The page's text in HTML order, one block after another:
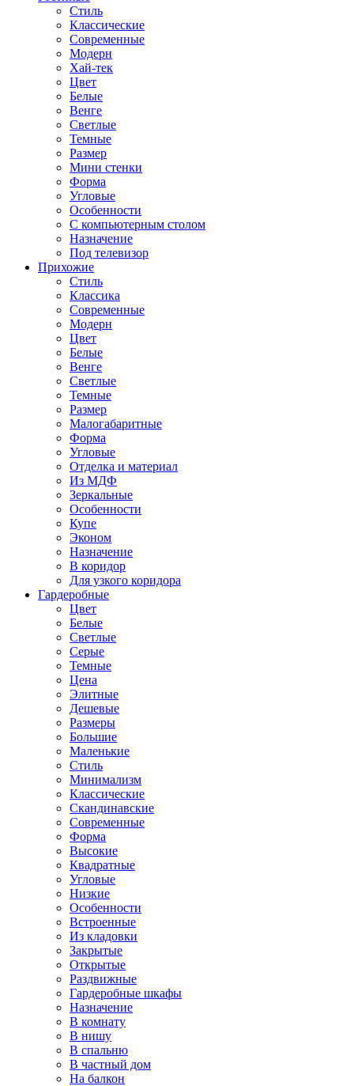
Стиль
Классические
Современные
Модерн
Хай-тек
Цвет
Белые
Венге
Светлые
Темные
Размер
Мини стенки
Форма
Угловые
Особенности
С компьютерным столом
Назначение
Под телевизор
Прихожие
Стиль
Классика
Современные
Модерн
Цвет
Белые
Венге
Светлые
Темные
Размер
Малогабаритные
Форма
Угловые
Отделка и материал
Из МДФ
Зеркальные
Особенности
Купе
Эконом
Назначение
В коридор
Для узкого коридора
Гардеробные
Цвет
Белые
Светлые
Серые
Темные
Цена
Элитные
Дешевые
Размеры
Большие
Маленькие
Стиль
Минимализм
Классические
Скандинавские
Современные
Форма
Высокие
Квадратные
Угловые
Низкие
Особенности
Встроенные
Из кладовки
Закрытые
Открытые
Раздвижные
Гардеробные шкафы
Назначение
В комнату
В нишу
В спальню
В частный дом
На балкон